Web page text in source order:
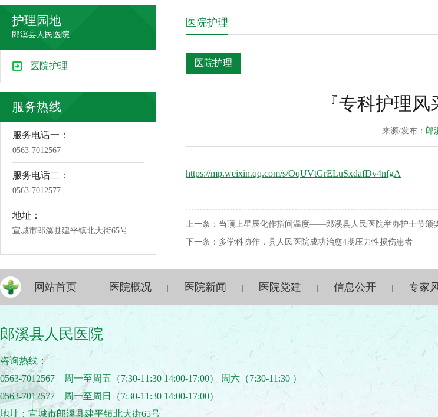
1 2
护理园地
郎溪县人民医院
医院护理
服务热线
服务电话一：
0563-7012567
服务电话二：
0563-7012577
地址：
宣城市郎溪县建平镇北大街65号
医院护理
医院护理
『专科护理
来源/发布： 郎
https://mp.weixin.qq.com/s/OqUVtGrELuSxdafDv4nfgA
上一条： 当顶上星辰化作指间温度——郎溪县人民医院举办护士节颁
下一条： 多学科协作，县人民医院成功治愈4期压力性损伤患者
网站首页 医院概况 医院新闻 医院党建 信息公开 专家
郎溪县人民医院
咨询热线：
0563-7012567 周一至周五（7:30-11:30 14:00-17:00） 周六（7:30-11:30 ）
0563-7012577 周一至周日（7:30-11:30 14:00-17:00）
地址：宣城市郎溪县建平镇北大街65号